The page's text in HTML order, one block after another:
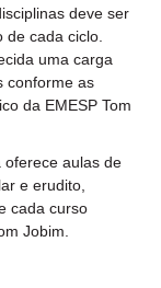
deve ser
cada ciclo.
uma carga
conforme as
da EMESP Tom
oferece aulas de
e erudito,
cada curso
Jobim.